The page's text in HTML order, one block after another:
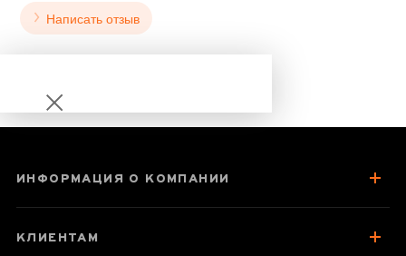
Написать отзыв
Подставка для
ИНФОРМАЦИЯ О КОМПАНИИ
КЛИЕНТАМ